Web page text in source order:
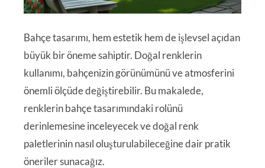
Bahçe tasarımı, hem estetik hem de işlevsel açıdan
büyük bir öneme sahiptir. Doğal renklerin
kullanımı, bahçenizin görünümünü ve atmosferini
önemli ölçüde değiştirebilir. Bu makalede,
renklerin bahçe tasarımındaki rolünü
derinlemesine inceleyecek ve doğal renk
paletlerinin nasıl oluşturulabileceğine dair pratik
öneriler sunacağız.